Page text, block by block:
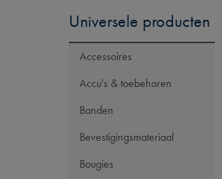
Universele producten
Accessoires
Accu's & toebehoren
Banden
Bevestigingsmateriaal
Bougies